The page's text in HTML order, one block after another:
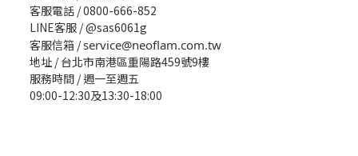
客服電話 / 0800-666-852
LINE客服 / @sas6061g
客服信箱 /service@neoflam.com.tw
地址 / 台北市南港區重陽路459號9樓
服務時間 / 週一至週五
09:00-12:30及13:30-18:00